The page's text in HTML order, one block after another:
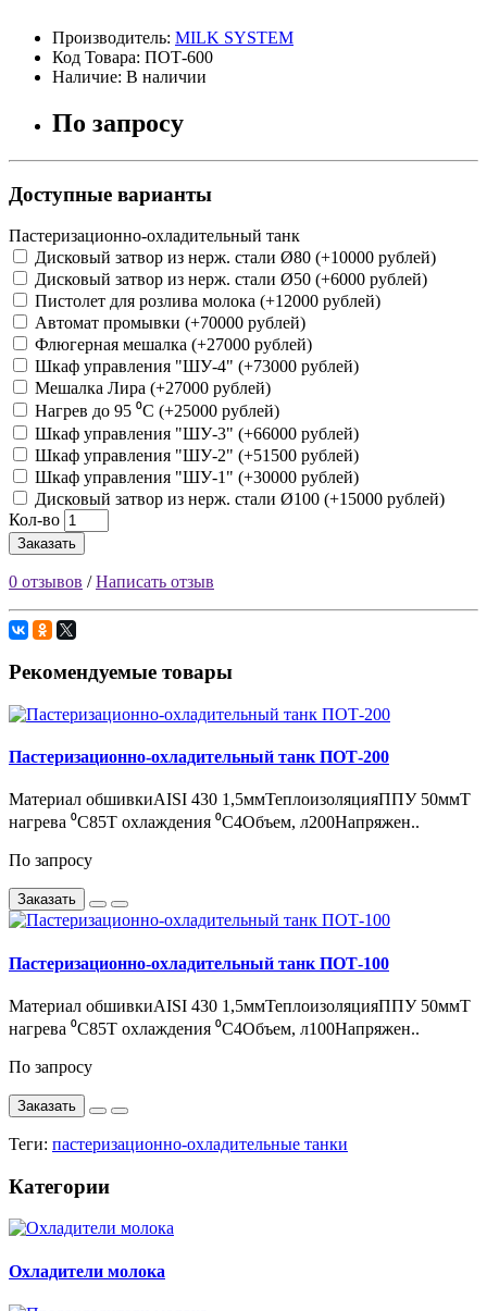
Производитель: MILK SYSTEM
Код Товара: ПОТ-600
Наличие: В наличии
По запросу
Доступные варианты
Пастеризационно-охладительный танк
Дисковый затвор из нерж. стали Ø80 (+10000 рублей)
Дисковый затвор из нерж. стали Ø50 (+6000 рублей)
Пистолет для розлива молока (+12000 рублей)
Автомат промывки (+70000 рублей)
Флюгерная мешалка (+27000 рублей)
Шкаф управления "ШУ-4" (+73000 рублей)
Мешалка Лира (+27000 рублей)
Нагрев до 95 ⁰С (+25000 рублей)
Шкаф управления "ШУ-3" (+66000 рублей)
Шкаф управления "ШУ-2" (+51500 рублей)
Шкаф управления "ШУ-1" (+30000 рублей)
Дисковый затвор из нерж. стали Ø100 (+15000 рублей)
Кол-во
Заказать
0 отзывов /Написать отзыв
Рекомендуемые товары
Пастеризационно-охладительный танк ПОТ-200
Материал обшивкиAISI 430 1,5ммТеплоизоляцияППУ 50ммT
нагрева ⁰С85T охлаждения ⁰С4Объем, л200Напряжен..
По запросу
Заказать
Пастеризационно-охладительный танк ПОТ-100
Материал обшивкиAISI 430 1,5ммТеплоизоляцияППУ 50ммT
нагрева ⁰С85T охлаждения ⁰С4Объем, л100Напряжен..
По запросу
Заказать
Теги: пастеризационно-охладительные танки
Категории
Охладители молока